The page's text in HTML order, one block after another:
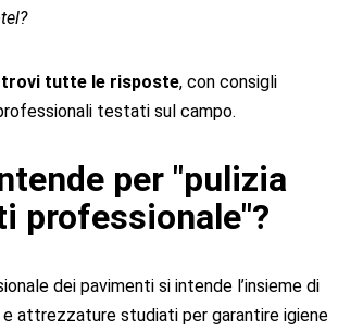
trovi tutte le risposte, con consigli
testati sul campo.
per "pulizia
professionale"?
dei pavimenti si intende l’insieme di
attrezzature studiati per garantire igiene